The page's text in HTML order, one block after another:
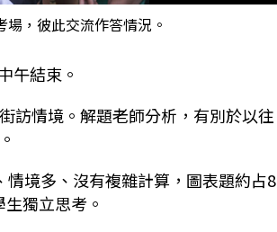
，彼此交流作答情況。
午結束。
訪情境。解題老師分析，有別於以往
境多、沒有複雜計算，圖表題約占8
獨立思考。